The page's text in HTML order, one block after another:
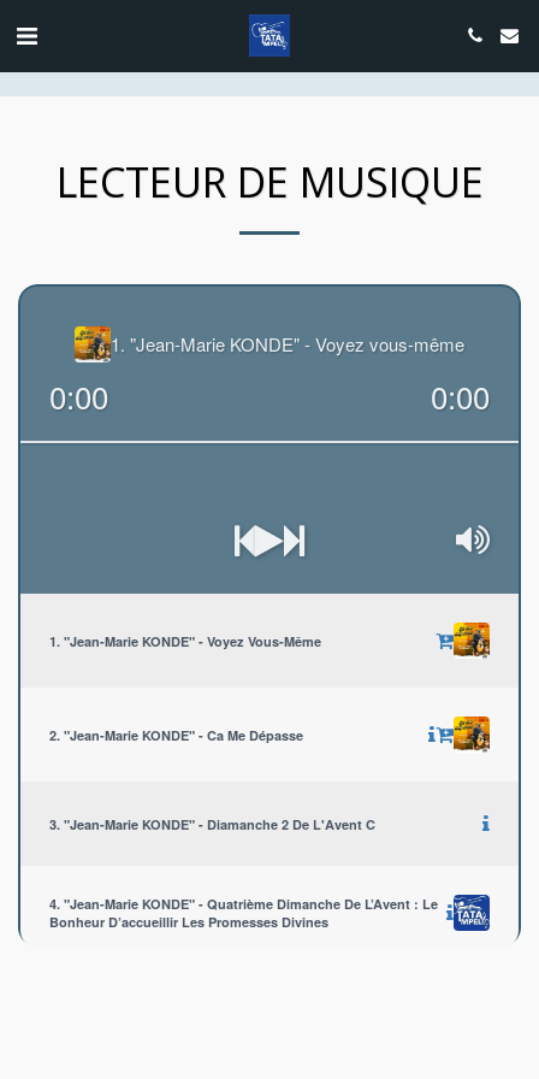
google.com, pub-4889604885818732, DIRECT, f08c47fec0942fa0
LECTEUR DE MUSIQUE